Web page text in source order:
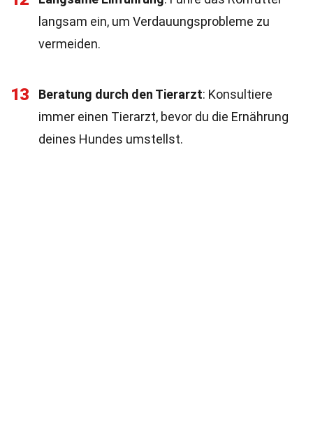
langsam ein, um Verdauungsprobleme zu
vermeiden.
13 Beratung durch den Tierarzt: Konsultiere
immer einen Tierarzt, bevor du die Ernährung
deines Hundes umstellst.